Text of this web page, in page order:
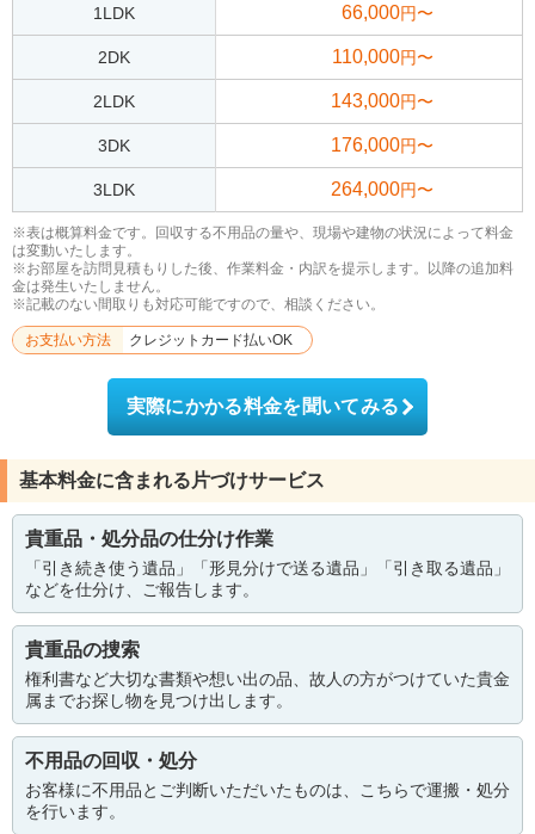
1LDK 66,000円〜
2DK 110,000円〜
2LDK 143,000円〜
3DK 176,000円〜
3LDK 264,000円〜
※表は概算料金です。回収する不用品の量や、現場や建物の状況によって料金
は変動いたします。
※お部屋を訪問見積もりした後、作業料金・内訳を提示します。以降の追加料
金は発生いたしません。
※記載のない間取りも対応可能ですので、相談ください。
お支払い方法 クレジットカード払いOK
実際にかかる料金を聞いてみる
基本料金に含まれる片づけサービス
貴重品・処分品の仕分け作業
「引き続き使う遺品」「形見分けで送る遺品」「引き取る遺品」
などを仕分け、ご報告します。
貴重品の捜索
権利書など大切な書類や想い出の品、故人の方がつけていた貴金
属までお探し物を見つけ出します。
不用品の回収・処分
お客様に不用品とご判断いただいたものは、こちらで運搬・処分
を行います。